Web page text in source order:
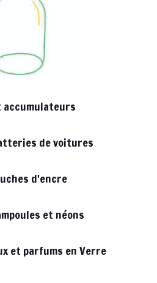
accumulateurs
de voitures
d'encre
et néons
et parfums en Verre